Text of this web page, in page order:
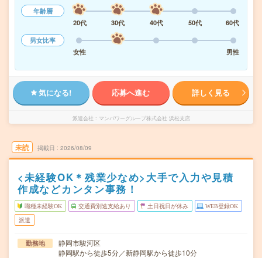
年齢層
20代
30代 40代 50代
60代
男女比率
女性
男性
気になる! 応募へ進む 詳しく見る
派遣会社 マンパワーグループ株式会社 浜松支店
未読 掲載日 2026/08/09
<未経験OK＊残業少なめ>大手で入力や見積
作成などカンタン事務！
職種未経験OK 交通費別途支給あり 土日祝日が休み WEB登録OK
派遣
勤務地
静岡市駿河区
静岡駅から徒歩5分／新静岡駅から徒歩10分